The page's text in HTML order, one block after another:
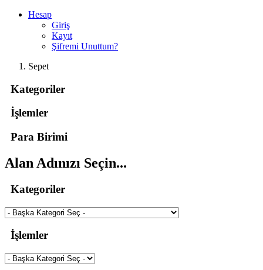
Hesap
Giriş
Kayıt
Şifremi Unuttum?
Sepet
Kategoriler
İşlemler
Para Birimi
Alan Adınızı Seçin...
Kategoriler
İşlemler